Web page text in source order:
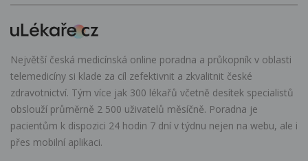
Největší česká medicínská online poradna a průkopník v oblasti
telemedicíny si klade za cíl zefektivnit a zkvalitnit české
zdravotnictví. Tým více jak 300 lékařů včetně desítek specialistů
obslouží průměrně 2 500 uživatelů měsíčně. Poradna je
pacientům k dispozici 24 hodin 7 dní v týdnu nejen na webu, ale i
přes mobilní aplikaci.